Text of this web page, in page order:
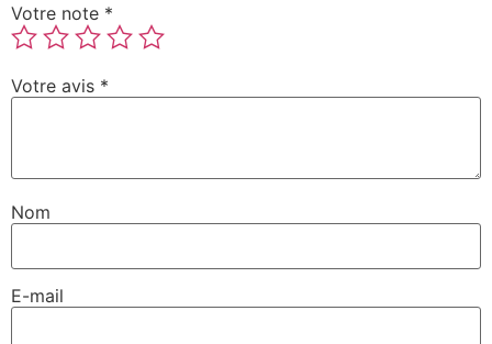
Votre note *
Votre avis *
Nom
E-mail